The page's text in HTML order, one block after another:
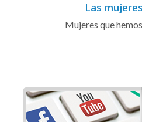
Las
Mujeres que